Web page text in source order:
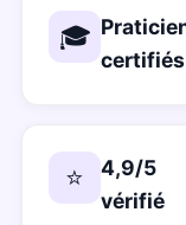
🎓
certifiés
⭐
4,9/5
vérifié